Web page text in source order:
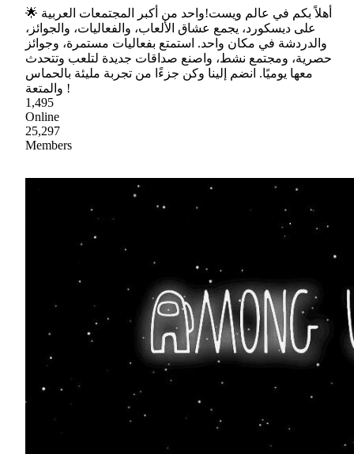
🌟 أهلاً بكم في عالم ويست!واحد من أكبر المجتمعات العربية
على ديسكورد، يجمع عشاق الألعاب، والفعاليات، والجوائز،
والدردشة في مكان واحد. استمتع بفعاليات مستمرة، وجوائز
حصرية، ومجتمع نشط، واصنع صداقات جديدة لتلعب وتتحدث
معها يوميًا. انضم إلينا وكن جزءًا من تجربة مليئة بالحماس
والمتعة !
1,495
Online
25,297
Members